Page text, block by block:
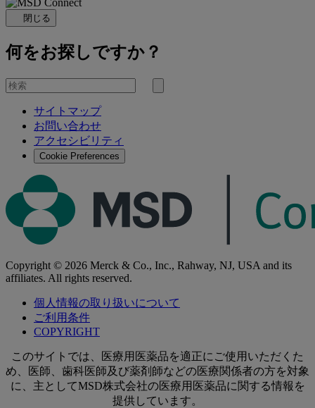
閉じる
何をお探しですか？
を
検
サイトマップ
お問い合わせ
アクセシビリティ
Cookie Preferences
Copyright © 2026 Merck & Co., Inc., Rahway, NJ, USA and its
affiliates. All rights reserved.
個人情報の取り扱いについて
ご利用条件
COPYRIGHT
このサイトでは、医療用医薬品を適正にご使用いただくた
め、医師、歯科医師及び薬剤師などの医療関係者の方を対象
に、主としてMSD株式会社の医療用医薬品に関する情報を
提供しています。